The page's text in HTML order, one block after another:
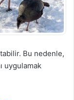
Bu nedenle,
uygulamak